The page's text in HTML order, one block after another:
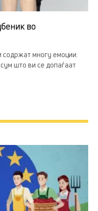
во
содржат многу емоции.
што ви се допаѓаат